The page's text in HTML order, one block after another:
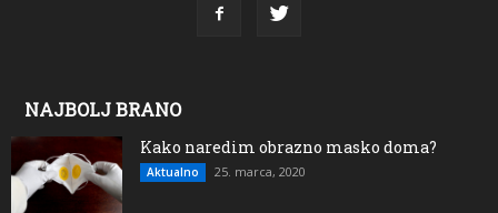
NAJBOLJ BRANO
Kako naredim obrazno masko doma?
Aktualno 25. marca, 2020